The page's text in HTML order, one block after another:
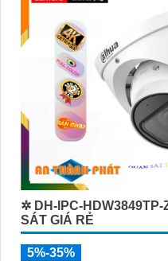
✲ DH-IPC-HDW3849TP-
SÁT GIÁ RẺ
5%-35%